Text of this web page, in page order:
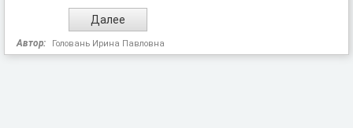
Автор: Головань Ирина Павловна